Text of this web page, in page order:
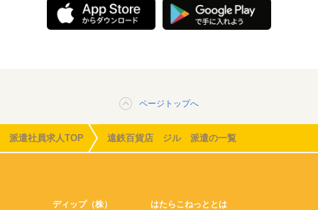
ページトップへ
派遣社員求人TOP 遠鉄百貨店 ジル 派遣の一覧
ディップ（株） はたらこねっととは